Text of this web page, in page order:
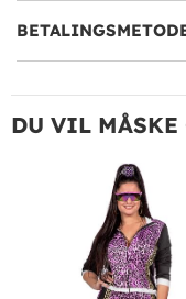
DU VIL